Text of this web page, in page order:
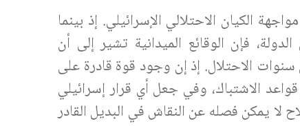
في مواجهة الكيان الاحتلالي الإسرائيلي. إذ بينما
فإن الوقائع الميدانية تشير إلى أن
الاحتلال. إذ إن وجود قوة قادرة على
الاشتباك، وفي جعل أي قرار إسرائيلي
لا يمكن فصله عن النقاش في البديل القادر